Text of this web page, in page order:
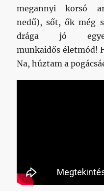
megannyi korsó
nedű), sőt, ők még
drága jó
munkaidős életmód!
Na, húztam a